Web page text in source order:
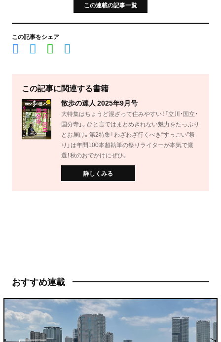
この連載の記事一覧
この記事をシェア
この記事に関連する書籍
散歩の達人 2025年9月号
大特集はちょうど混ざって住みやすい！「立川・国立・
国分寺」。ひと言ではまとめきれない魅力をたっぷり
とお届け。第2特集「わざわざ行くべき“すっごい”祭
り」は年間100本超執筆の祭りライターが本気で厳
選！秋のおでかけにぜひ。
詳しくみる
おすすめ連載